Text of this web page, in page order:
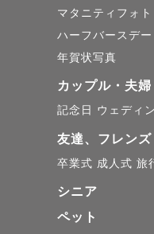
マタニティフォト
ハーフバースデー
年賀状写真
カップル・夫婦
記念日 ウェディ
友達、フレンズ
卒業式 成人式 旅
シニア
ペット